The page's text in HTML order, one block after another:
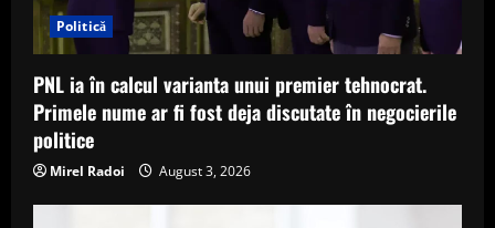
Politică
PNL ia în calcul varianta unui premier tehnocrat.
Primele nume ar fi fost deja discutate în negocierile
politice
Mirel Radoi August 3, 2026